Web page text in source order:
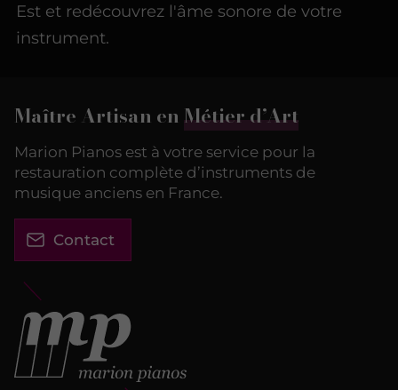
Est et redécouvrez l'âme sonore de votre
instrument.
Maître Artisan en Métier d’Art
Marion Pianos est à votre service pour la
restauration complète d’instruments de
musique anciens en France.
Contact